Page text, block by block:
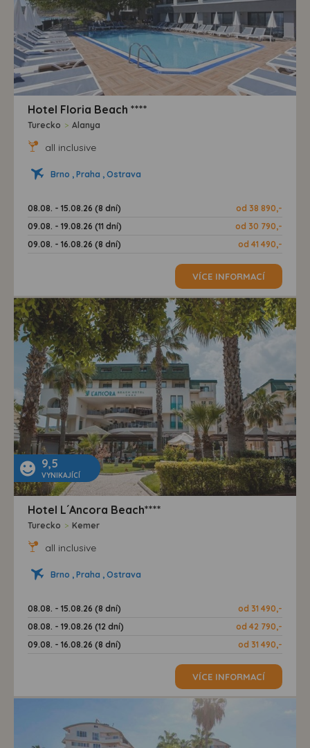
Hotel Floria Beach ****
Turecko > Alanya
all inclusive
Brno , Praha , Ostrava
08.08. - 15.08.26 (8 dní)
od 38 890,-
09.08. - 19.08.26 (11 dní)
od 30 790,-
09.08. - 16.08.26 (8 dní)
od 41 490,-
VÍCE INFORMACÍ
9,5
VYNIKAJÍCÍ
Hotel L´Ancora Beach****
Turecko > Kemer
all inclusive
Brno , Praha , Ostrava
08.08. - 15.08.26 (8 dní)
od 31 490,-
08.08. - 19.08.26 (12 dní)
od 42 790,-
09.08. - 16.08.26 (8 dní)
od 31 490,-
VÍCE INFORMACÍ